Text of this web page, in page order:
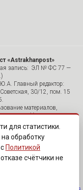
«Astrakhanpost»
запись: ЭЛ № ФС 77 —
Главный редактор:
30/12, пом. 15
материалов,
«Astrakhanpost»,
и публикацией
Комментарии
редактирования.
их с сайта или
нарушают законы РФ.
18+»
для статистики.
обработку
Политикой
отказе счётчики не